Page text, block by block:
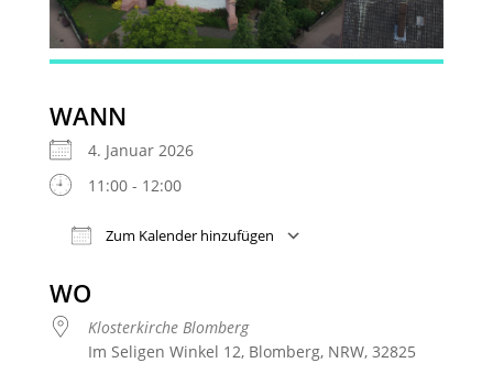
WANN
4. Januar 2026
11:00 - 12:00
Zum Kalender hinzufügen
WO
Klosterkirche Blomberg
Im Seligen Winkel 12, Blomberg, NRW, 32825